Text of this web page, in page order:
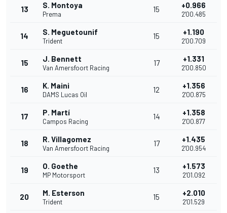
13 S. Montoya
Prema
15 +0.966
2'00.485
14 S. Meguetounif
Trident
15 +1.190
2'00.709
15 J. Bennett
Van Amersfoort Racing
17 +1.331
2'00.850
16 K. Maini
DAMS Lucas Oil
12 +1.356
2'00.875
17 P. Martí
Campos Racing
14 +1.358
2'00.877
18 R. Villagomez
Van Amersfoort Racing
17 +1.435
2'00.954
19 O. Goethe
MP Motorsport
13 +1.573
2'01.092
20 M. Esterson
Trident
15 +2.010
2'01.529